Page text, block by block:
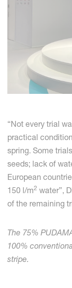
“Not every trial
practical
spring. Some
seeds; lack of
European
150 l/m2 water”,
of the remaining
The 75%
100%
stripe.